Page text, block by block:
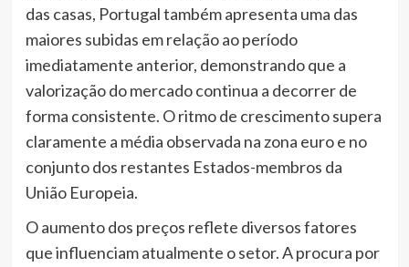
das casas, Portugal também apresenta uma das
maiores subidas em relação ao período
imediatamente anterior, demonstrando que a
valorização do mercado continua a decorrer de
forma consistente. O ritmo de crescimento supera
claramente a média observada na zona euro e no
conjunto dos restantes Estados-membros da
União Europeia.
O aumento dos preços reflete diversos fatores
que influenciam atualmente o setor. A procura por